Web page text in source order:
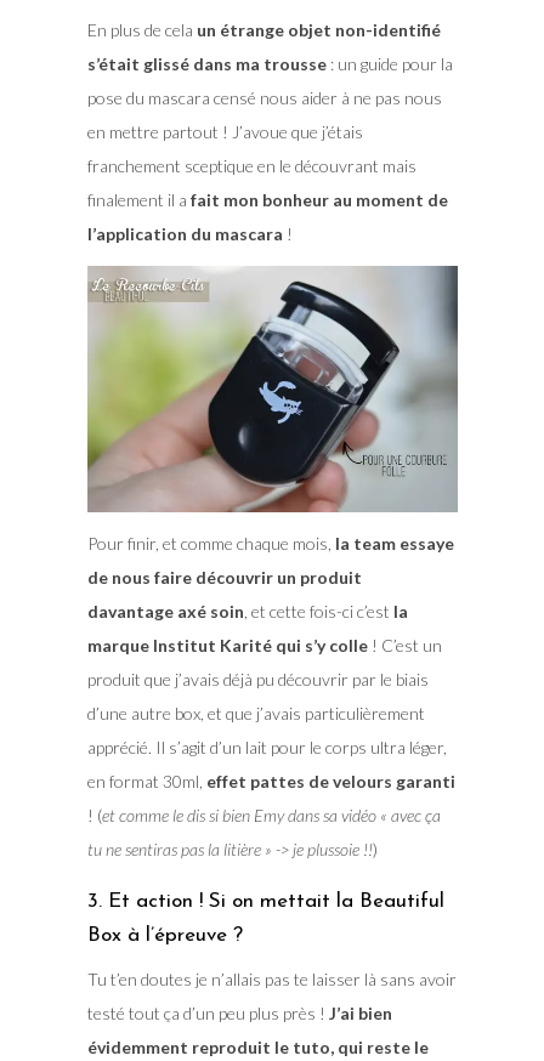
En plus de cela un étrange objet non-identifié
s’était glissé dans ma trousse: un guide pour la
pose du mascara censé nous aider à ne pas nous
en mettre partout ! J’avoue que j’étais
franchement sceptique en le découvrant mais
finalement il a fait mon bonheur au moment de
l’application du mascara !
Pour finir, et comme chaque mois, la team essaye
de nous faire découvrir un produit
davantage axé soin , et cette fois-ci c’est la
marque Institut Karité qui s’y colle! C’est un
produit que j’avais déjà pu découvrir par le biais
d’une autre box, et que j’avais particulièrement
apprécié. Il s’agit d’un lait pour le corps ultra léger,
en format 30ml, effet pattes de velours garanti
! (et comme le dis si bien Emy dans sa vidéo « avec ça
tu ne sentiras pas la litière » -> je plussoie !!)
3. Et action ! Si on mettait la Beautiful
Box à l’épreuve ?
Tu t’en doutes je n’allais pas te laisser là sans avoir
testé tout ça d’un peu plus près ! J’ai bien
évidemment reproduit le tuto, qui reste le